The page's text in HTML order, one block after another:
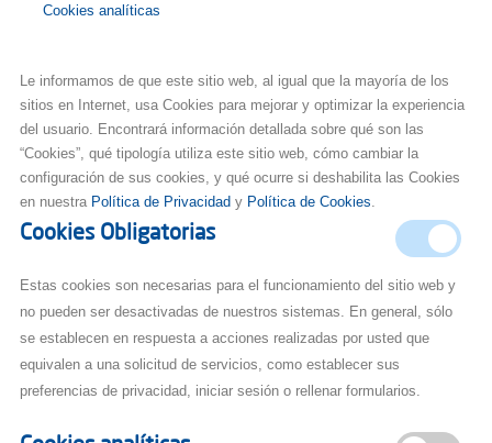
Cookies analíticas
Le informamos de que este sitio web, al igual que la mayoría de los
sitios en Internet, usa Cookies para mejorar y optimizar la experiencia
del usuario. Encontrará información detallada sobre qué son las
“Cookies”, qué tipología utiliza este sitio web, cómo cambiar la
configuración de sus cookies, y qué ocurre si deshabilita las Cookies
en nuestra Política de Privacidad y Política de Cookies
Cookies Obligatorias
Estas cookies son necesarias para el funcionamiento del sitio web y
no pueden ser desactivadas de nuestros sistemas. En general, sólo
se establecen en respuesta a acciones realizadas por usted que
equivalen a una solicitud de servicios, como establecer sus
preferencias de privacidad, iniciar sesión o rellenar formularios.